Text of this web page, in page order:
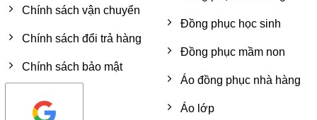
Chính sách vận chuyển
Chính sách đổi trả hàng
Chính sách bảo mật
Đồng phục học sinh
Đồng phục mầm non
Áo đồng phục nhà hàng
Áo lớp